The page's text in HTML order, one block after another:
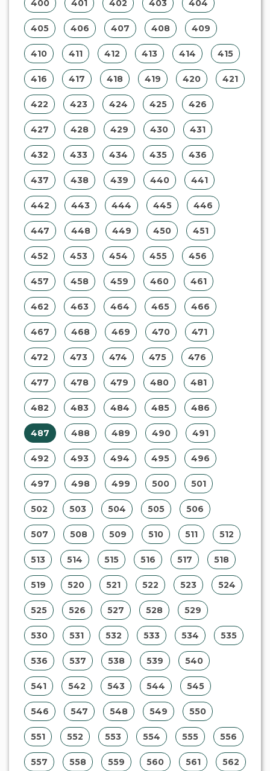
442 443 444 445 446
447 448 449 450 451
452 453 454 455 456
457 458 459 460 461
462 463 464 465 466
467 468 469 470 471
472 473 474 475 476
477 478 479 480 481
482 483 484 485 486
487 488 489 490 491
492 493 494 495 496
497 498 499 500 501
502 503 504 505 506
507 508 509 510 511
513 514 515 516 517
519 520 521 522 523
525 526 527 528 529
530 531 532 533 534
536 537 538 539 540
541 542 543 544 545
546 547 548 549 550
551 552 553 554 555 556
557 558 559 560 561 562
563 564
Institucional
A Regina Aude Leilões
Serviços
Parceiros
Contato
Ajuda